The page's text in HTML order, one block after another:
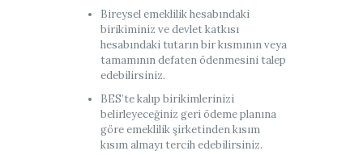
Bireysel emeklilik hesabındaki
birikiminiz ve devlet katkısı
hesabındaki tutarın bir kısmının veya
tamamının defaten ödenmesini talep
edebilirsiniz.
BES’te kalıp birikimlerinizi
belirleyeceğiniz geri ödeme planına
göre emeklilik şirketinden kısım
kısım almayı tercih edebilirsiniz.